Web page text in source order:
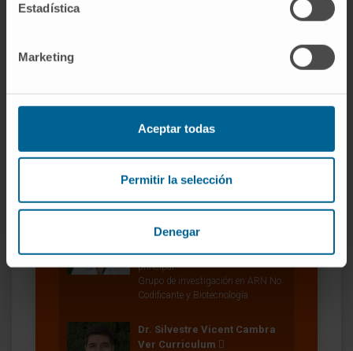
Estadística
Marketing
Aceptar todas
Permitir la selección
Denegar
Plataforma Bioinformática
Nerea Razquin Erro
Técnico de laboratorio
Codificante y Biotecnología
Ver Curriculum
Investigadora | Investigadora
principal
Grupo de investigación en ARN No
Codificante y Biotecnología
Dr. Silvestre Vicent Cambra
Ver Curriculum